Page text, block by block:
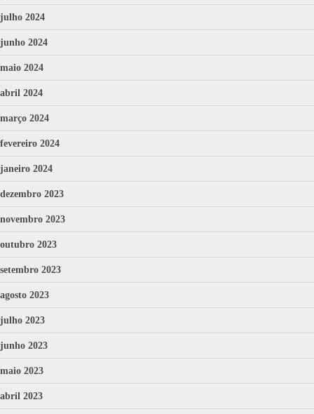
julho 2024
junho 2024
maio 2024
abril 2024
março 2024
fevereiro 2024
janeiro 2024
dezembro 2023
novembro 2023
outubro 2023
setembro 2023
agosto 2023
julho 2023
junho 2023
maio 2023
abril 2023